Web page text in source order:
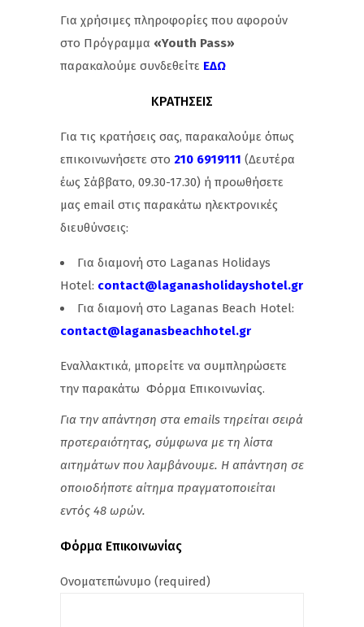
Για χρήσιμες πληροφορίες που αφορούν
στο Πρόγραμμα «Youth Pass»
παρακαλούμε συνδεθείτε ΕΔΩ
ΚΡΑΤΗΣΕΙΣ
Για τις κρατήσεις σας, παρακαλούμε όπως
επικοινωνήσετε στο 210 6919111 (Δευτέρα
έως Σάββατο, 09.30-17.30) ή προωθήσετε
μας email στις παρακάτω ηλεκτρονικές
διευθύνσεις:
Για διαμονή στο Laganas Holidays
Hotel: contact@laganasholidayshotel.gr
Για διαμονή στο Laganas Beach Hotel:
contact@laganasbeachhotel.gr
Εναλλακτικά, μπορείτε να συμπληρώσετε
την παρακάτω Φόρμα Επικοινωνίας.
Για την απάντηση στα emails τηρείται σειρά
προτεραιότητας, σύμφωνα με τη λίστα
αιτημάτων που λαμβάνουμε. Η απάντηση σε
οποιοδήποτε αίτημα πραγματοποιείται
εντός 48 ωρών.
Φόρμα Επικοινωνίας
Ονοματεπώνυμο (required)